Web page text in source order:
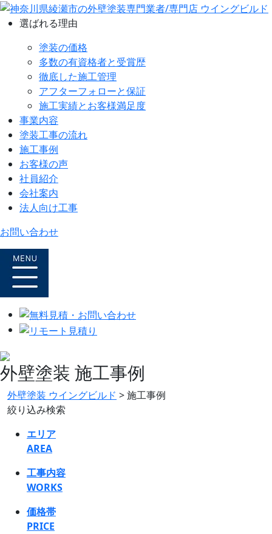
選ばれる理由
塗装の価格
多数の有資格者と受賞歴
徹底した施工管理
アフターフォローと保証
施工実績とお客様満足度
事業内容
塗装工事の流れ
施工事例
お客様の声
社員紹介
会社案内
法人向け工事
お問い合わせ
外壁塗装 施工事例
外壁塗装 ウイングビルド >施工事例
絞り込み検索
エリア
AREA
工事内容
WORKS
価格帯
PRICE